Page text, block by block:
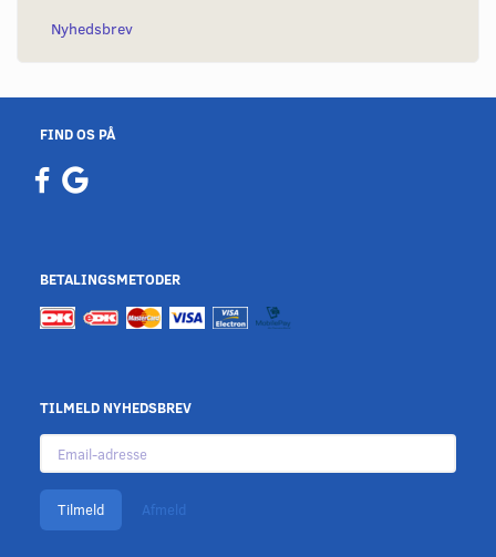
Nyhedsbrev
FIND OS PÅ
BETALINGSMETODER
TILMELD NYHEDSBREV
Email-
adresse
Tilmeld Afmeld